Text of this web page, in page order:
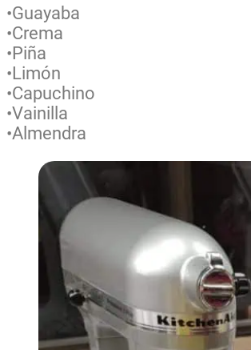
•Guayaba
•Crema
•Piña
•Limón
•Capuchino
•Vainilla
•Almendra